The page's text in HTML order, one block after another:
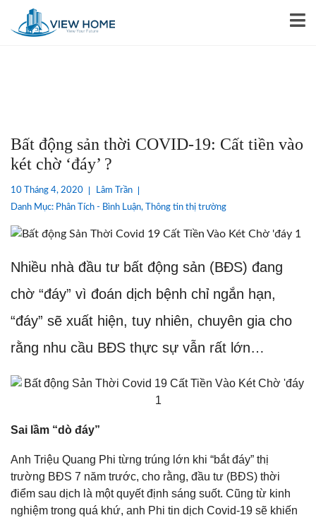
Bất động sản thời COVID-19: Cất tiền vào
két chờ ‘đáy’ ?
10 Tháng 4, 2020
Lâm Trần
Danh Mục: Phân Tích - Bình Luận, Thông tin thị trường
Nhiều nhà đầu tư bất động sản (BĐS) đang
chờ “đáy” vì đoán dịch bệnh chỉ ngắn hạn,
“đáy” sẽ xuất hiện, tuy nhiên, chuyên gia cho
rằng nhu cầu BĐS thực sự vẫn rất lớn…
Sai lầm “dò đáy”
Anh Triệu Quang Phi từng trúng lớn khi “bắt đáy” thị
trường BĐS 7 năm trước, cho rằng, đầu tư (BĐS) thời
điểm sau dịch là một quyết định sáng suốt. Cũng từ kinh
nghiệm trong quá khứ, anh Phi tin dịch Covid-19 sẽ khiến